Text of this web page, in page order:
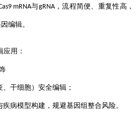
mRNA与gRNA，流程简便、重复性高，
编辑。
应用：
、干细胞）安全编辑 ；
病模型构建，规避基因组整合风险。